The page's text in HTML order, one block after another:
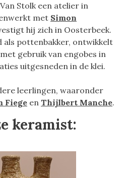
Stolk een atelier in
met Simon
hij zich in Oosterbeek.
als pottenbakker, ontwikkelt
gebruik van engobes in
uitgesneden in de klei.
leerlingen, waaronder
Fiege en Thijlbert Manche.
keramist: